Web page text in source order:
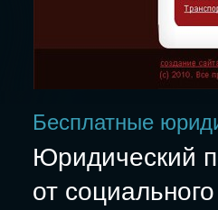
Бесплатные
Юридический
от